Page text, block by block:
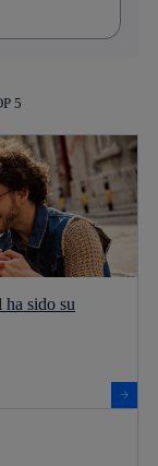
5
sido su